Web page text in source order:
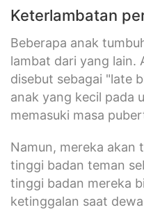
Keterlambatan
Beberapa anak
lambat dari yang lain.
disebut sebagai "late
anak yang kecil pada
memasuki masa
Namun, mereka akan
tinggi badan teman
tinggi badan mereka
ketinggalan saat